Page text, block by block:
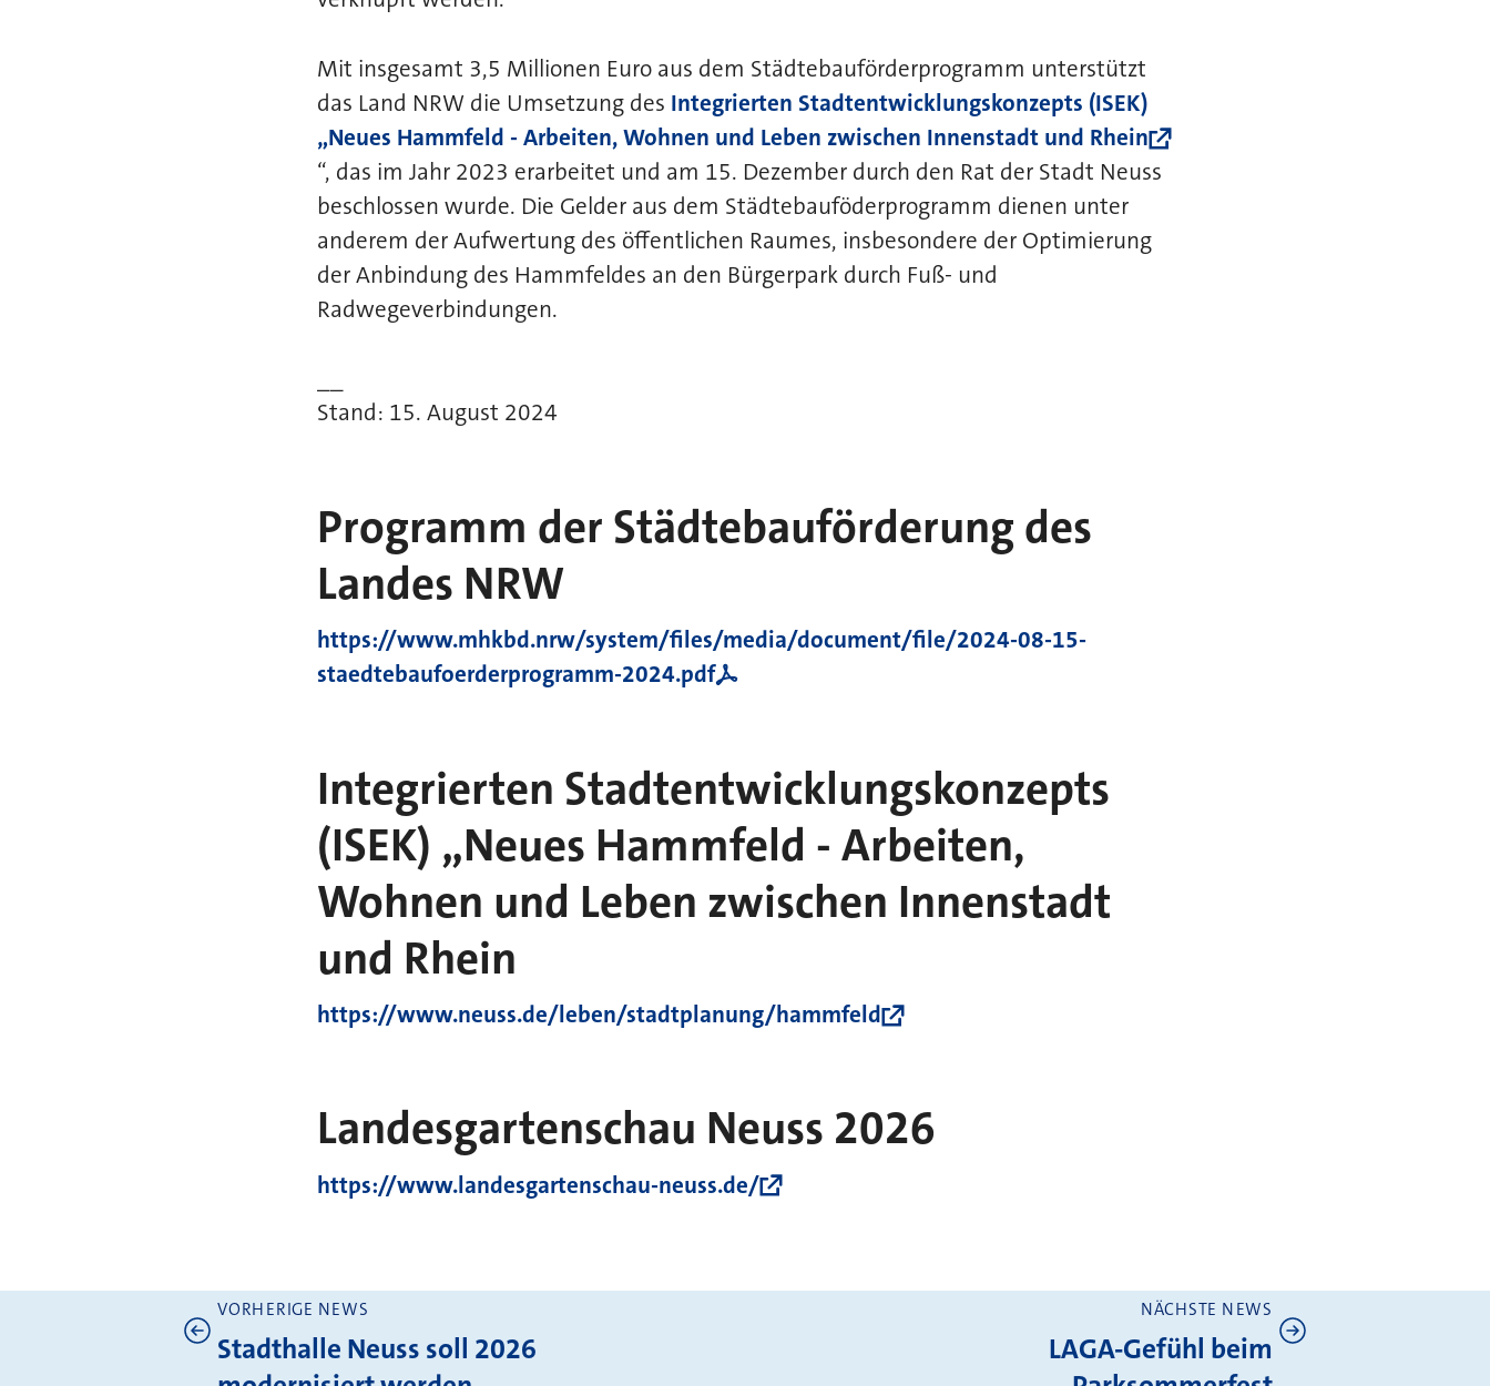
Mit insgesamt 3,5 Millionen Euro aus dem Städtebauförderprogramm unterstützt
das Land NRW die Umsetzung des Integrierten Stadtentwicklungskonzepts (ISEK)
„Neues Hammfeld - Arbeiten, Wohnen und Leben zwischen Innenstadt und Rhein
“, das im Jahr 2023 erarbeitet und am 15. Dezember durch den Rat der Stadt Neuss
beschlossen wurde. Die Gelder aus dem Städtebauföderprogramm dienen unter
anderem der Aufwertung des öffentlichen Raumes, insbesondere der Optimierung
der Anbindung des Hammfeldes an den Bürgerpark durch Fuß- und
Radwegeverbindungen.
Stand: 15. August 2024
Programm der Städtebauförderung des
Landes NRW
https://www.mhkbd.nrw/system/files/media/document/file/2024-08-15-
staedtebaufoerderprogramm-2024.pdf
Integrierten Stadtentwicklungskonzepts
(ISEK) „Neues Hammfeld - Arbeiten,
Wohnen und Leben zwischen Innenstadt
und Rhein
https://www.neuss.de/leben/stadtplanung/hammfeld
Landesgartenschau Neuss 2026
https://www.landesgartenschau-neuss.de/
Weitere News
VORHERIGE NEWS
Stadthalle Neuss soll 2026
NÄCHSTE NEWS
LAGA-Gefühl beim